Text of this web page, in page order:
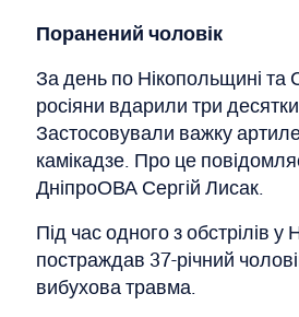
Поранений чоловік
За день по Нікопольщині та
росіяни вдарили три десятки
Застосовували важку
камікадзе. Про це
ДніпроОВА Сергій Лисак.
Під час одного з обстрілів у
постраждав 37-річний
вибухова травма.